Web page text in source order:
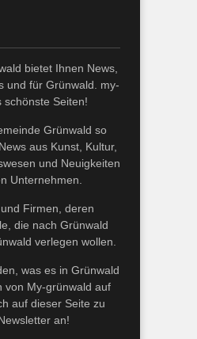
bietet Ihnen News,
und für Grünwald. my-
schönste Seiten!
Grünwald so
aus Kunst, Kultur,
und Neuigkeiten
Unternehmen.
Firmen, deren
die nach Grünwald
verlegen wollen.
was es in Grünwald
von My-grünwald auf
auf dieser Seite zu
an!